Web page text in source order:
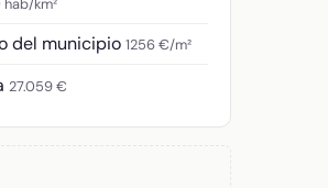
km²
del municipio 1256 €/m²
27.059 €